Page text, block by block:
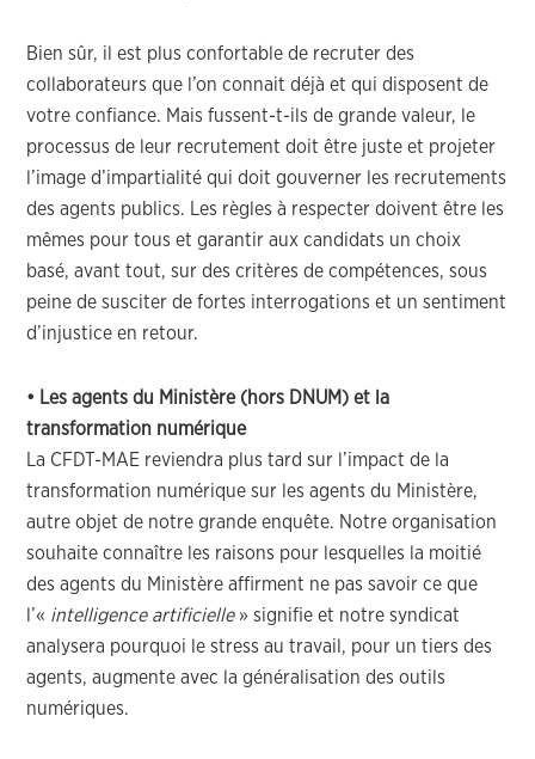
Bien sûr, il est plus confortable de recruter des
collaborateurs que l’on connait déjà et qui disposent de
votre confiance. Mais fussent-t-ils de grande valeur, le
processus de leur recrutement doit être juste et projeter
l’image d’impartialité qui doit gouverner les recrutements
des agents publics. Les règles à respecter doivent être les
mêmes pour tous et garantir aux candidats un choix
basé, avant tout, sur des critères de compétences, sous
peine de susciter de fortes interrogations et un sentiment
d’injustice en retour.
• Les agents du Ministère (hors DNUM) et la
transformation numérique
La CFDT-MAE reviendra plus tard sur l’impact de la
transformation numérique sur les agents du Ministère,
autre objet de notre grande enquête. Notre organisation
souhaite connaître les raisons pour lesquelles la moitié
des agents du Ministère affirment ne pas savoir ce que
l’« intelligence artificielle» signifie et notre syndicat
analysera pourquoi le stress au travail, pour un tiers des
agents, augmente avec la généralisation des outils
numériques.